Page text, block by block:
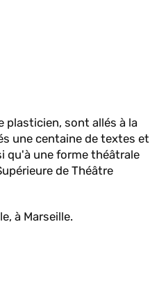
plasticien, sont allés à la
une centaine de textes et
qu'à une forme théâtrale
de Théâtre
à Marseille.